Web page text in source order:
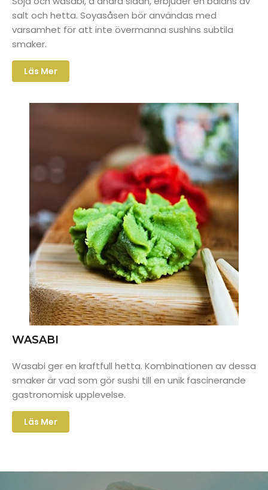
salt och hetta. Soyasåsen bör användas med
varsamhet för att inte övermanna sushins subtila
smaker.
Läs Mer
WASABI
Wasabi ger en kraftfull hetta. Kombinationen av dessa
smaker är vad som gör sushi till en unik fascinerande
gastronomisk upplevelse.
Läs Mer